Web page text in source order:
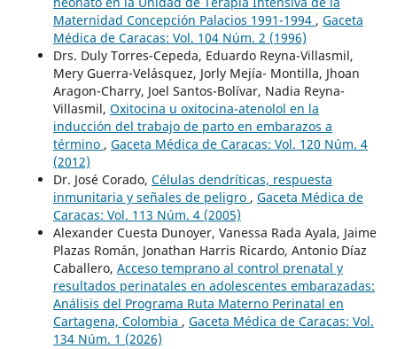
Maternidad Concepción Palacios 1991-1994 , Gaceta
Médica de Caracas: Vol. 104 Núm. 2 (1996)
Drs. Duly Torres-Cepeda, Eduardo Reyna-Villasmil,
Mery Guerra-Velásquez, Jorly Mejía- Montilla, Jhoan
Aragon-Charry, Joel Santos-Bolívar, Nadia Reyna-
Villasmil, Oxitocina u oxitocina-atenolol en la
inducción del trabajo de parto en embarazos a
término , Gaceta Médica de Caracas: Vol. 120 Núm. 4
(2012)
Dr. José Corado, Células dendríticas, respuesta
inmunitaria y señales de peligro , Gaceta Médica de
Caracas: Vol. 113 Núm. 4 (2005)
Alexander Cuesta Dunoyer, Vanessa Rada Ayala, Jaime
Plazas Román, Jonathan Harris Ricardo, Antonio Díaz
Caballero, Acceso temprano al control prenatal y
resultados perinatales en adolescentes embarazadas:
Análisis del Programa Ruta Materno Perinatal en
Cartagena, Colombia , Gaceta Médica de Caracas: Vol.
134 Núm. 1 (2026)